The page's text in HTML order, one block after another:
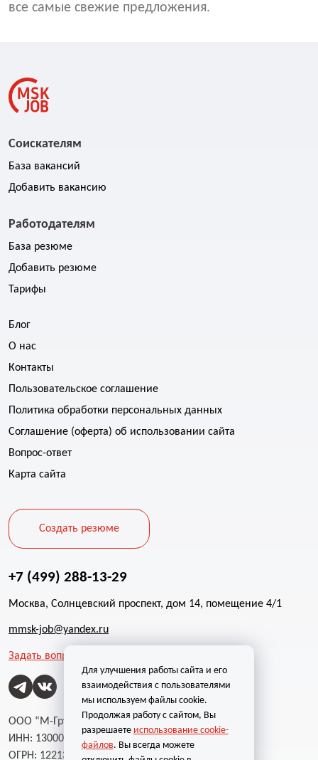
все самые свежие предложения.
Соискателям
База вакансий
Добавить вакансию
Работодателям
База резюме
Добавить резюме
Тарифы
Блог
О нас
Контакты
Пользовательское соглашение
Политика обработки персональных данных
Соглашение (оферта) об использовании сайта
Вопрос-ответ
Карта сайта
Создать резюме
+7 (499) 288-13-29
Москва, Солнцевский проспект, дом 14, помещение 4/1
mmsk-job@yandex.ru
Задать вопрос
ООО “М-Групп”
ИНН: 1300002787
ОГРН: 1221300004232
Для улучшения работы сайта и его
взаимодействия с пользователями
мы используем файлы cookie.
Продолжая работу с сайтом, Вы
разрешаете использование cookie-
файлов. Вы всегда можете